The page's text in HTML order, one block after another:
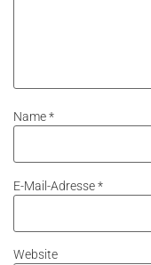
Name*
E-Mail-Adresse*
Website